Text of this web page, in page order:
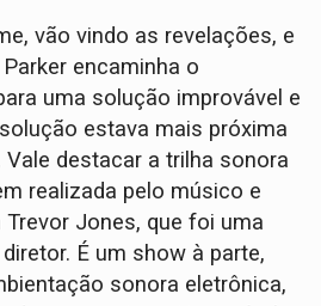
vão vindo as revelações, e
encaminha o
uma solução improvável e
estava mais próxima
Vale destacar a trilha sonora
realizada pelo músico e
Jones, que foi uma
É um show à parte,
sonora eletrônica,